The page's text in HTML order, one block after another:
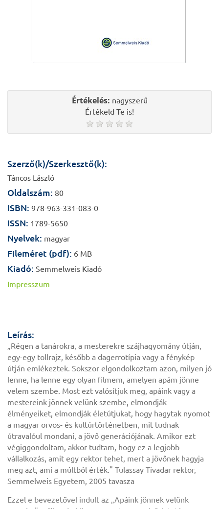
Értékelés: nagyszerű
Értékeld Te is!
Szerző(k)/Szerkesztő(k):
Táncos László
Oldalszám: 80
ISBN: 978-963-331-083-0
ISSN: 1789-5650
Nyelvek: magyar
Fileméret (pdf): 6 MB
Kiadó: Semmelweis Kiadó
Impresszum
Leírás:
„Régen a tanárokra, a mesterekre szájhagyomány útján,
egy-egy tollrajz, később a dagerrotípia vagy a fénykép
útján emlékeztek. Sokszor elgondolkoztam azon, milyen jó
lenne, ha lenne egy olyan filmem, amelyen apám jönne
velem szembe. Most ezt valósítjuk meg, apáink vagy a
mestereink jönnek velünk szembe, elmondják
élményeiket, elmondják életútjukat, hogy hagytak nyomot
a magyar orvos- és kultúrtörténetben, mit tudnak
útravalóul mondani, a jövő generációjának. Amikor ezt
végiggondoltam, akkor tudtam, hogy ez a legjobb
vállalkozás, amit egy rektor tehet, mert a jövőnek hagyja
meg azt, ami a múltból érték." Tulassay Tivadar rektor,
Semmelweis Egyetem, 2005 tavasza
Ezzel e bevezetővel indult az „Apáink jönnek velünk